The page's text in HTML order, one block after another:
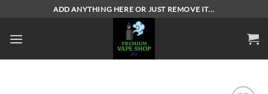
content
ADD ANYTHING HERE OR JUST REMOVE IT...